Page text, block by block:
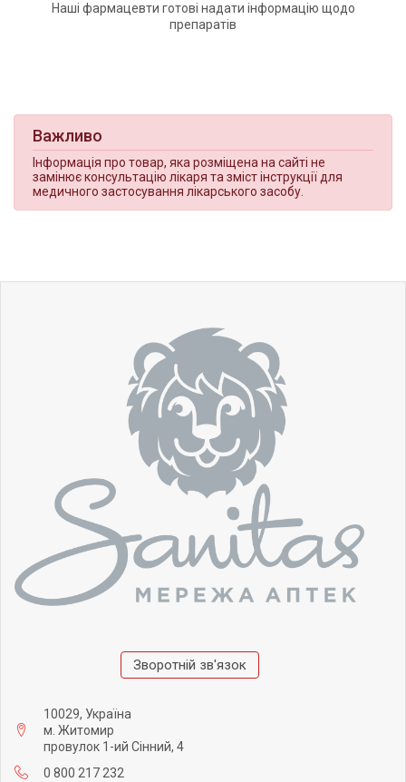
Наші фармацевти готові надати інформацію щодо
препаратів
Важливо
Інформація про товар, яка розміщена на сайті не
замінює консультацію лікаря та зміст інструкції для
медичного застосування лікарського засобу.
Зворотній зв'язок
10029, Україна
м. Житомир
провулок 1-ий Сінний, 4
0 800 217 232